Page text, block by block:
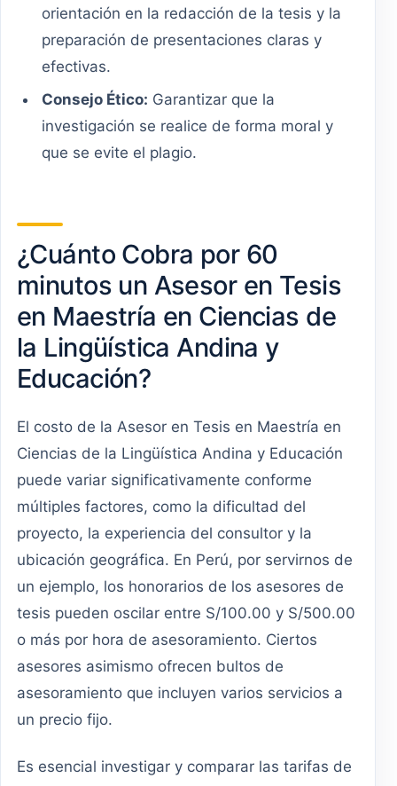
orientación en la redacción de la tesis y la
preparación de presentaciones claras y
efectivas.
Consejo Ético: Garantizar que la
investigación se realice de forma moral y
que se evite el plagio.
¿Cuánto Cobra por 60
minutos un Asesor en Tesis
en Maestría en Ciencias de
la Lingüística Andina y
Educación?
El costo de la Asesor en Tesis en Maestría en
Ciencias de la Lingüística Andina y Educación
puede variar significativamente conforme
múltiples factores, como la dificultad del
proyecto, la experiencia del consultor y la
ubicación geográfica. En Perú, por servirnos de
un ejemplo, los honorarios de los asesores de
tesis pueden oscilar entre S/100.00 y S/500.00
o más por hora de asesoramiento. Ciertos
asesores asimismo ofrecen bultos de
asesoramiento que incluyen varios servicios a
un precio fijo.
Es esencial investigar y comparar las tarifas de